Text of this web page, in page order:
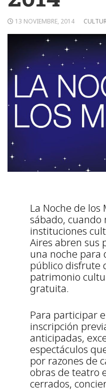
13 NOVIEMBRE, 2014
La Noche de los
sábado, cuando
instituciones
Aires abren sus
una noche para
público disfrute
patrimonio
gratuita.
Para participar
inscripción
anticipadas,
espectáculos
por razones de
obras de teatro
cerrados,